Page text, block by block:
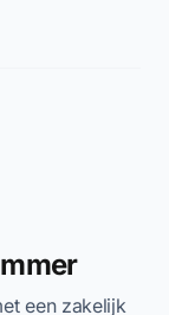
een zakelijk